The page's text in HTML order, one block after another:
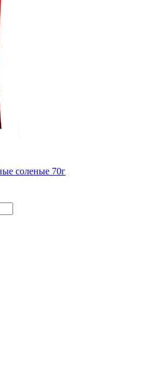
соленые 70г